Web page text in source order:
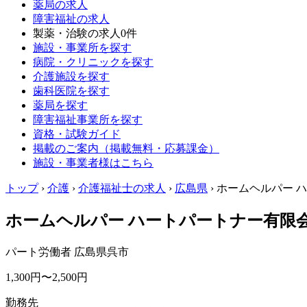
薬局の求人
障害福祉の求人
製薬・治験の求人 0件
施設・事業所を探す
病院・クリニックを探す
介護施設を探す
歯科医院を探す
薬局を探す
障害福祉事業所を探す
資格・試験ガイド
掲載のご案内（掲載無料・応募課金）
施設・事業者様はこちら
トップ › 介護 › 介護福祉士の求人 › 広島県 › ホームヘルパー
ホームヘルパー ハートパートナー有限
パート労働者 広島県呉市
1,300円〜2,500円
勤務先